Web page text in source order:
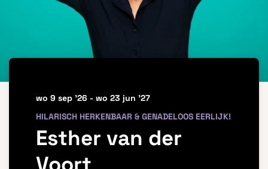
Esther van der
HILARISCH HERKENBAAR & GENADELOOS EERLIJK!
wo 9 sep '26 - wo 23 jun '27